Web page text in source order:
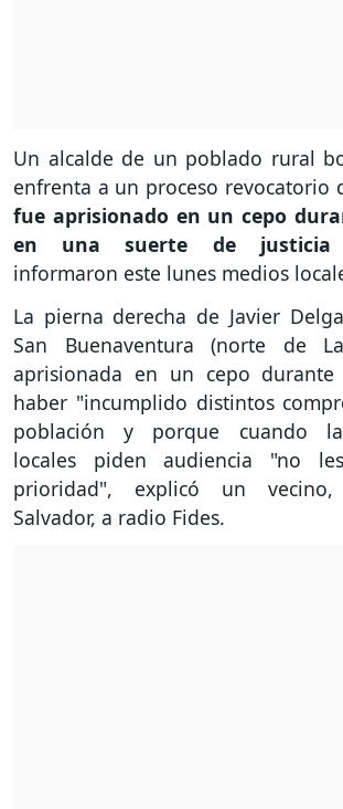
Un alcalde de un poblado rural
enfrenta a un proceso revocatorio
fue aprisionado en un cepo
en una suerte de justicia
informaron este lunes medios
La pierna derecha de Javier
San Buenaventura (norte de
aprisionada en un cepo
haber "incumplido distintos
población y porque cuando
locales piden audiencia "no
prioridad", explicó un
Salvador, a radio Fides.